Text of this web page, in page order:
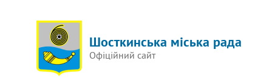
Шосткинська міська рада
Офіційний сайт